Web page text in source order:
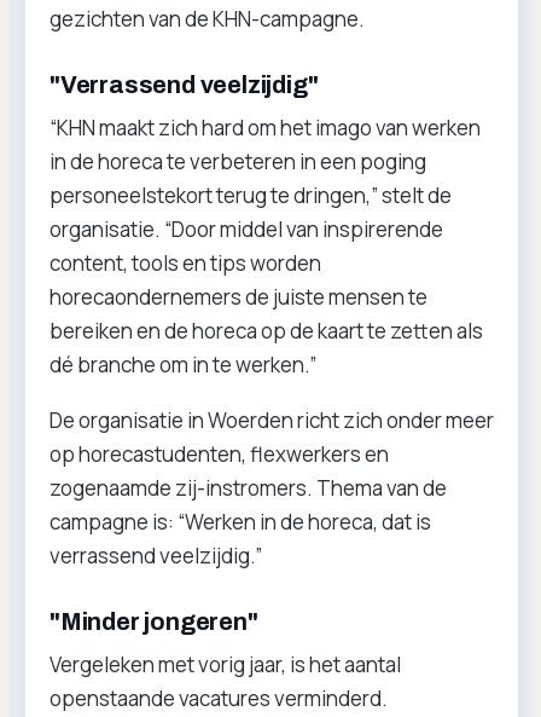
gezichten van de KHN-campagne.
"Verrassend veelzijdig"
“KHN maakt zich hard om het imago van werken
in de horeca te verbeteren in een poging
personeelstekort terug te dringen,” stelt de
organisatie. “Door middel van inspirerende
content, tools en tips worden
horecaondernemers de juiste mensen te
bereiken en de horeca op de kaart te zetten als
dé branche om in te werken.”
De organisatie in Woerden richt zich onder meer
op horecastudenten, flexwerkers en
zogenaamde zij-instromers. Thema van de
campagne is: “Werken in de horeca, dat is
verrassend veelzijdig.”
"Minder jongeren"
Vergeleken met vorig jaar, is het aantal
openstaande vacatures verminderd.